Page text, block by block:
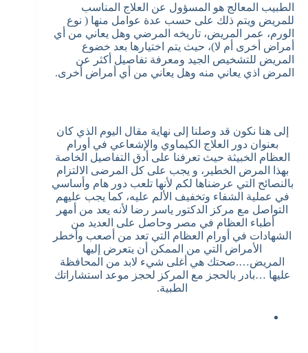
الطبيب المعالج هو المسؤول عن العلاج المناسب
للمريض ويتم ذلك على حسب عدة عوامل منها ( نوع
الورم، عمر المريض، تاريخه المرضي وهل يعاني من أي
أمراض أخرى أم لا)، حيث يتم اختيارها بعد خضوع
المريض للتشخيص الجيد ومعرفة تفاصيل أكثر عن
المرض اذي يعاني منه وهل يعاني من أي أمراض أخرى.
إلى هنا نكون قد وصلنا إلى نهاية مقال اليوم الذي كان
بعنوان دور العلاج الكيماوي والإشعاعي في أورام
العظام الخبيثة حيث تعرفنا على أدق التفاصيل الخاصة
بهذا المرض الخطير، و يجب على كل المرضى الالتزام
بالنصائح التي عرضناها لكم لأنها تلعب دور هام وأساسي
في عملية الشفاء وتخفيف الألم عليه، كما يجب عليهم
التواصل مع مركز الدكتور ياسر رضا لأنه يعد من أمهر
أطباء العظام في مصر وحاصل على العديد من
الشهادات في أورام العظام التي تعد من أصعب وأخطر
الأمراض التي من الممكن أن يتعرض إليها
المريض….صحتك هي أغلى شيء لابد من المحافظة
عليها …بادر بالحجز مع المركز لحجز موعد استشاراتك
الطبية.